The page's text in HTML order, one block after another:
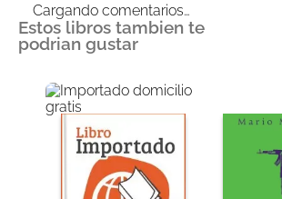
Cargando comentarios…
Estos libros tambien te
podrian gustar